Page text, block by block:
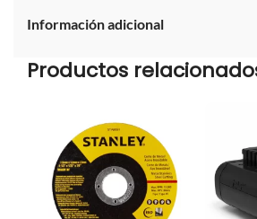
Información adicional
Productos